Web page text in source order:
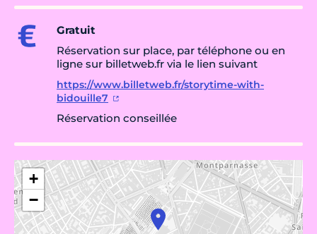
Gratuit
Réservation sur place, par téléphone ou en
ligne sur billetweb.fr via le lien suivant
https://www.billetweb.fr/storytime-with-
bidouille7
Réservation conseillée
+
−